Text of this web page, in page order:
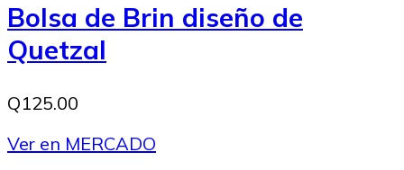
Bolsa de Brin diseño de
Quetzal
Q125.00
Ver en MERCADO